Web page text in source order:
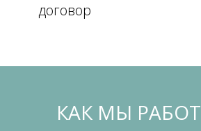
договор
КАК МЫ